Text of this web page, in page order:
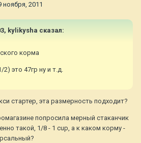
ноября, 2011
kylikysha сказал:
корма
это 47гр ну и т.д.
стартер, эта размерность подходит?
попросила мерный стаканчик
такой, 1/8 - 1 cup, а к каком корму -